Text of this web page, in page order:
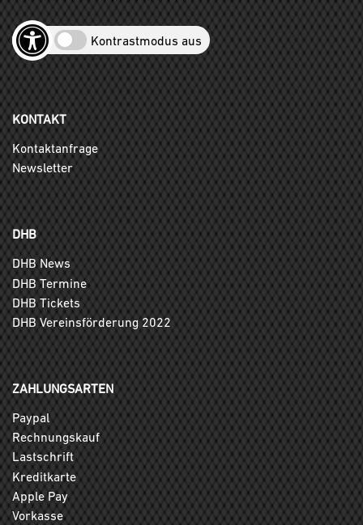
Kontrastmodus aus
KONTAKT
Kontaktanfrage
Newsletter
DHB
DHB News
DHB Termine
DHB Tickets
DHB Vereinsförderung 2022
ZAHLUNGSARTEN
Paypal
Rechnungskauf
Lastschrift
Kreditkarte
Apple Pay
Vorkasse